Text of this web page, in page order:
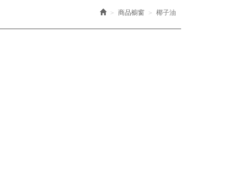
商品櫥窗 椰子油